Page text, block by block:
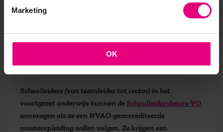
Marketing
OK
van kon maken. Ik stimuleer collega’s om ook weer
te gaan studeren, want het is essentieel om je te
blijven ontwikkelen. Je blijft je leven lang leerling. Als
je denkt dat je na je studie de boeken niet meer
hoeft in te kijken, doe je jezelf en je organisatie
tekort.’
Schoolleiders (van teamleider tot rector) in het
voortgezet onderwijs kunnen deSchoolleidersbeurs-VO
aanvragen als ze een NVAO-geaccrediteerde
masteropleiding willen volgen. Ze krijgen een